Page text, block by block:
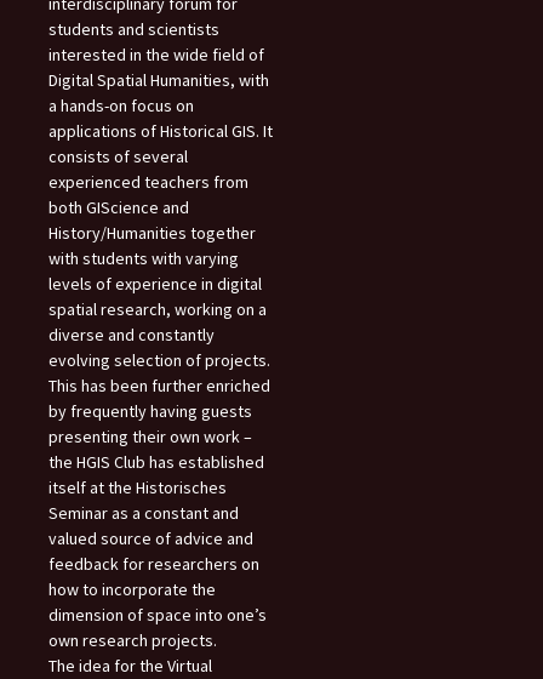
students and scientists
interested in the wide field of
Digital Spatial Humanities, with
a hands-on focus on
applications of Historical GIS. It
consists of several
experienced teachers from
both GIScience and
History/Humanities together
with students with varying
levels of experience in digital
spatial research, working on a
diverse and constantly
evolving selection of projects.
This has been further enriched
by frequently having guests
presenting their own work –
the HGIS Club has established
itself at the Historisches
Seminar as a constant and
valued source of advice and
feedback for researchers on
how to incorporate the
dimension of space into one’s
own research projects.
The idea for the Virtual